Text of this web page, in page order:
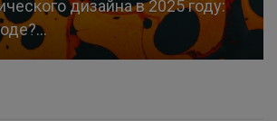
дизайна в 2025 году: